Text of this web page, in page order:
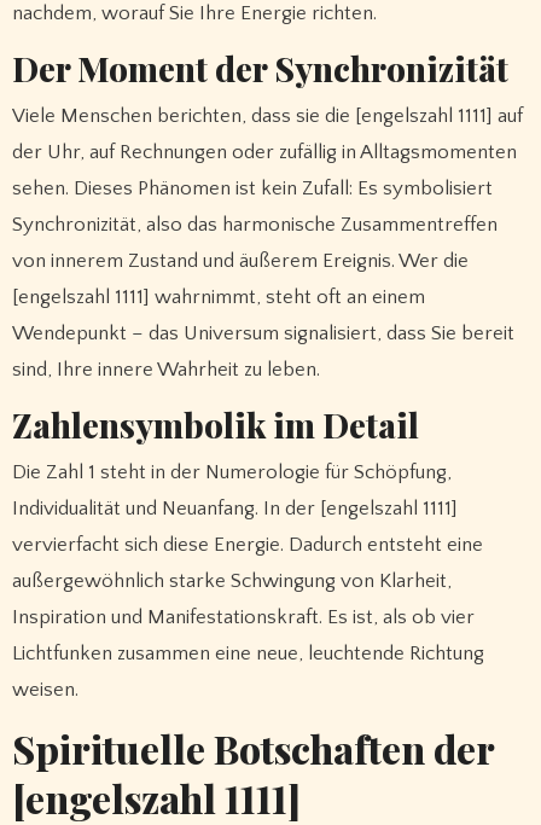
nachdem, worauf Sie Ihre Energie richten.
Der Moment der Synchronizität
Viele Menschen berichten, dass sie die [engelszahl 1111] auf
der Uhr, auf Rechnungen oder zufällig in Alltagsmomenten
sehen. Dieses Phänomen ist kein Zufall: Es symbolisiert
Synchronizität, also das harmonische Zusammentreffen
von innerem Zustand und äußerem Ereignis. Wer die
[engelszahl 1111] wahrnimmt, steht oft an einem
Wendepunkt – das Universum signalisiert, dass Sie bereit
sind, Ihre innere Wahrheit zu leben.
Zahlensymbolik im Detail
Die Zahl 1 steht in der Numerologie für Schöpfung,
Individualität und Neuanfang. In der [engelszahl 1111]
vervierfacht sich diese Energie. Dadurch entsteht eine
außergewöhnlich starke Schwingung von Klarheit,
Inspiration und Manifestationskraft. Es ist, als ob vier
Lichtfunken zusammen eine neue, leuchtende Richtung
weisen.
Spirituelle Botschaften der
[engelszahl 1111]